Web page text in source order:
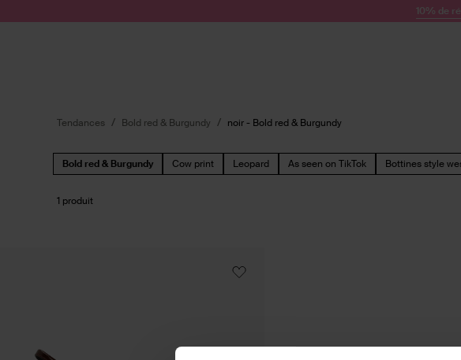
10% de
Tendances Bold red & Burgundy noir - Bold red & Burgundy
Bold red & Burgundy Cow print Leopard As seen on TikTok Bottines style
1 produit